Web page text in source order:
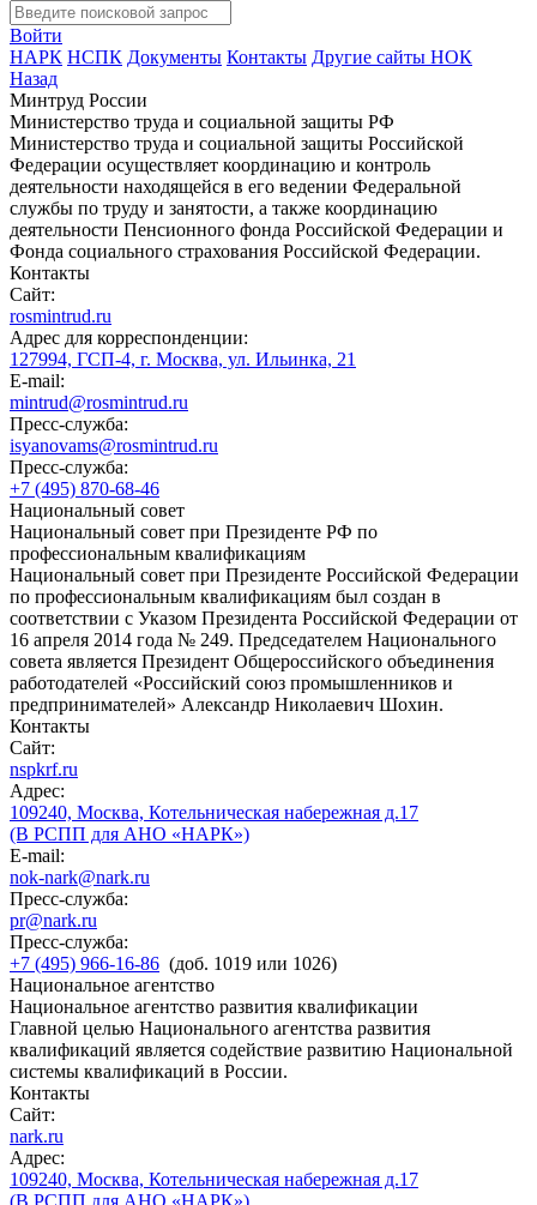
Войти
НАРК НСПК Документы Контакты Другие сайты НОК
Назад
Минтруд России
Министерство труда и социальной защиты РФ
Министерство труда и социальной защиты Российской
Федерации осуществляет координацию и контроль
деятельности находящейся в его ведении Федеральной
службы по труду и занятости, а также координацию
деятельности Пенсионного фонда Российской Федерации и
Фонда социального страхования Российской Федерации.
Контакты
Сайт:
rosmintrud.ru
Адрес для корреспонденции:
127994, ГСП-4, г. Москва, ул. Ильинка, 21
E-mail:
mintrud@rosmintrud.ru
Пресс-служба:
isyanovams@rosmintrud.ru
Пресс-служба:
+7 (495) 870-68-46
Национальный совет
Национальный совет при Президенте РФ по
профессиональным квалификациям
Национальный совет при Президенте Российской Федерации
по профессиональным квалификациям был создан в
соответствии с Указом Президента Российской Федерации от
16 апреля 2014 года № 249. Председателем Национального
совета является Президент Общероссийского объединения
работодателей «Российский союз промышленников и
предпринимателей» Александр Николаевич Шохин.
Контакты
Сайт:
nspkrf.ru
Адрес:
109240, Москва, Котельническая набережная д.17
(В РСПП для АНО «НАРК»)
E-mail:
nok-nark@nark.ru
Пресс-служба:
pr@nark.ru
Пресс-служба:
+7 (495) 966-16-86 (доб. 1019 или 1026)
Национальное агентство
Национальное агентство развития квалификации
Главной целью Национального агентства развития
квалификаций является содействие развитию Национальной
системы квалификаций в России.
Контакты
Сайт:
nark.ru
Адрес:
109240, Москва, Котельническая набережная д.17
(В РСПП для АНО «НАРК»)